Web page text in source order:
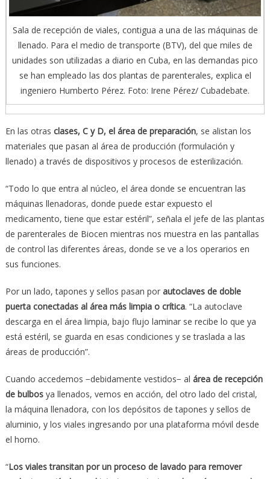
Sala de recepción de viales, contigua a una de las máquinas de
llenado. Para el medio de transporte (BTV), del que miles de
unidades son utilizadas a diario en Cuba, en las demandas pico
se han empleado las dos plantas de parenterales, explica el
ingeniero Humberto Pérez. Foto: Irene Pérez/ Cubadebate.
En las otras clases, C y D, el área de preparación, se alistan los
materiales que pasan al área de producción (formulación y
llenado) a través de dispositivos y procesos de esterilización.
“Todo lo que entra al núcleo, el área donde se encuentran las
máquinas llenadoras, donde puede estar expuesto el
medicamento, tiene que estar estéril”, señala el jefe de las plantas
de parenterales de Biocen mientras nos muestra en las pantallas
de control las diferentes áreas, donde se ve a los operarios en
sus funciones.
Por un lado, tapones y sellos pasan por autoclaves de doble
puerta conectadas al área más limpia o crítica. “La autoclave
descarga en el área limpia, bajo flujo laminar se recibe lo que ya
está estéril, se guarda en esas condiciones y se traslada a las
áreas de producción”.
Cuando accedemos −debidamente vestidos− al área de recepción
de bulbosya llenados, vemos en acción, del otro lado del cristal,
la máquina llenadora, con los depósitos de tapones y sellos de
aluminio, y los viales ingresando por una plataforma móvil desde
el horno.
“Los viales transitan por un proceso de lavado para remover